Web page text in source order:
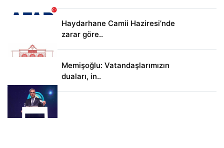
Haydarhane Camii Haziresi’nde
zarar göre..
Memişoğlu: Vatandaşlarımızın
duaları, in..